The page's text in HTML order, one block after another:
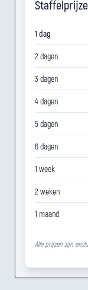
1 dag
2 dagen
3 dagen
4 dagen
5 dagen
6 dagen
1 week
2 weken
1 maand
Alle prijzen zijn